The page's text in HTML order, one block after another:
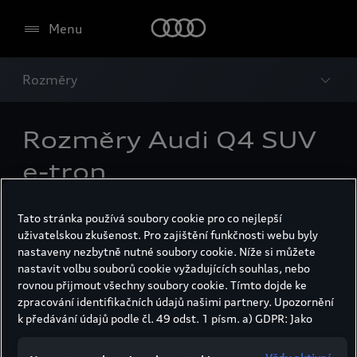
Menu
Rozměry
Rozměry Audi Q4 SUV
e-tron
Tato stránka používá soubory cookie pro co nejlepší
uživatelskou zkušenost. Pro zajištění funkčnosti webu byly
nastaveny nezbytně nutné soubory cookie. Níže si můžete
nastavit volbu souborů cookie vyžadujících souhlas, nebo
rovnou přijmout všechny soubory cookie. Tímto dojde ke
zpracování identifikačních údajů našimi partnery. Upozornění
k předávání údajů podle čl. 49 odst. 1 písm. a) GDPR: Jako
používán Google Analytics. Nelze vyloučit, že společnost